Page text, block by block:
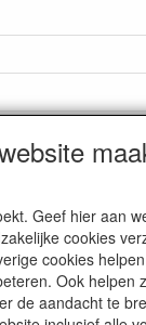
Alle
verzendkosten
Geef hier aan
cookies
cookies
Ook helpen
de aandacht te